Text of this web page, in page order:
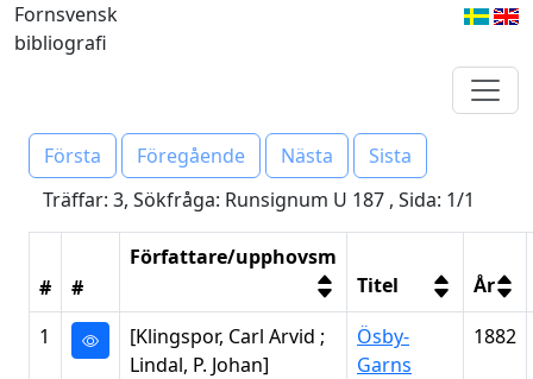
Fornsvensk
bibliografi
Första Föregående Nästa
Sista
Träffar: 3, Sökfråga: Runsignum U 187 , Sida: 1/1
# #
Författare/upphovsm
Titel
År
1
[Klingspor, Carl Arvid ;
Lindal, P. Johan]
Ösby-
Garns
1882